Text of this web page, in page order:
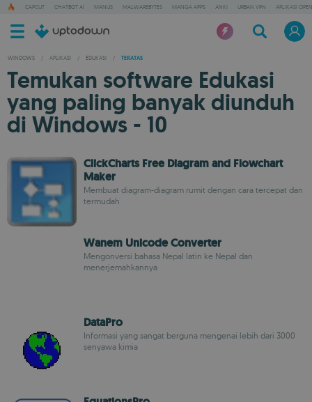
CAPCUT CHATBOT AI MANUS MALWAREBYTES MANGA APPS ANKI URBAN VPN APLIKASI
WINDOWS / APLIKASI / EDUKASI / TERATAS
Temukan software Edukasi
yang paling banyak diunduh
di Windows - 10
ClickCharts Free Diagram and Flowchart
Maker
Membuat diagram-diagram rumit dengan cara tercepat dan
termudah
Wanem Unicode Converter
Mengonversi bahasa Nepal latin ke Nepal dan
menerjemahkannya
DataPro
Informasi yang sangat berguna mengenai lebih dari 3000
senyawa kimia